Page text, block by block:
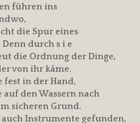
führen ins
die Spur eines
durch s i e
die Ordnung der Dinge,
von ihr käme.
fest in der Hand,
auf den Wassern nach
sicheren Grund.
Instrumente gefunden,